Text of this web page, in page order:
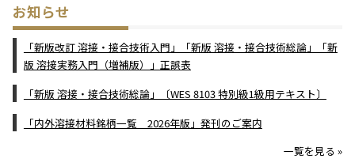
お知らせ
「新版改訂 溶接・接合技術入門」「新版 溶接・接合技術総論」「新
版 溶接実務入門（増補版）」正誤表
「新版 溶接・接合技術総論」〔WES 8103 特別級1級用テキスト〕
「内外溶接材料銘柄一覧 2026年版」発刊のご案内
一覧を見る »